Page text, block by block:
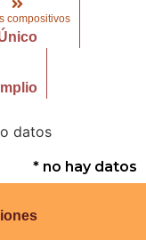
compositivos
datos
* no hay datos